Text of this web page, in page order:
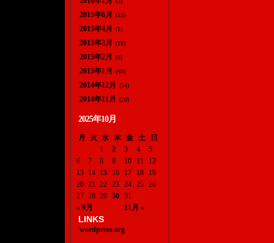
2015年6月 (15)
2015年4月 (1)
2015年3月 (18)
2015年2月 (4)
2015年1月 (48)
2014年12月 (34)
2014年11月 (20)
2025年10月
月 火 水 木 金 土 日
« 9月 11月 »
1 2 3 4
5
6
7 8 9 10 11
12
13
14 15 16 17 18
19
20 21 22 23 24 25
26
27 28 29 30 31
LINKS
wordpress.org